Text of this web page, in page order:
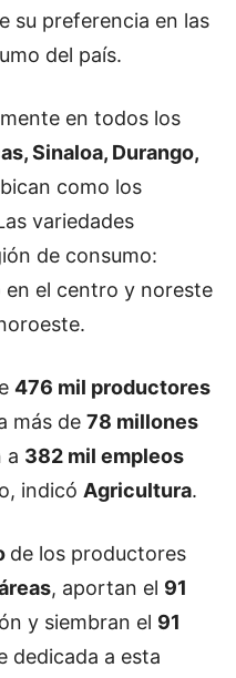
su preferencia en las
del país.
en todos los
Sinaloa, Durango,
como los
variedades
de consumo:
el centro y noreste
476 mil productores
más de 78 millones
a 382 mil empleos
indicó Agricultura.
de los productores
, aportan el 91
y siembran el 91
dedicada a esta